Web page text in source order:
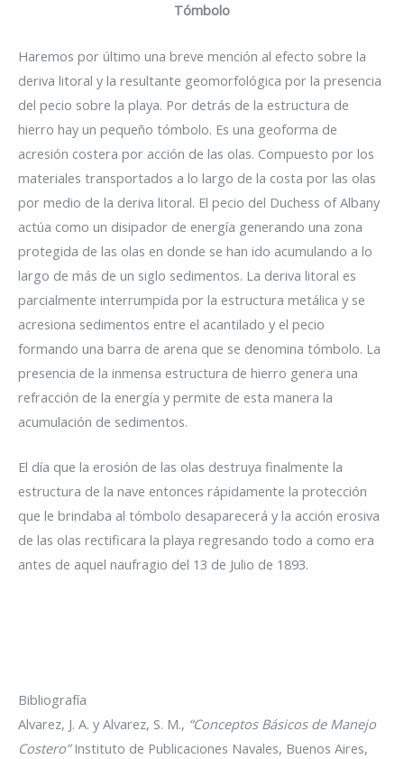
Tómbolo
Haremos por último una breve mención al efecto sobre la
deriva litoral y la resultante geomorfológica por la presencia
del pecio sobre la playa. Por detrás de la estructura de
hierro hay un pequeño tómbolo. Es una geoforma de
acresión costera por acción de las olas. Compuesto por los
materiales transportados a lo largo de la costa por las olas
por medio de la deriva litoral. El pecio del Duchess of Albany
actúa como un disipador de energía generando una zona
protegida de las olas en donde se han ido acumulando a lo
largo de más de un siglo sedimentos. La deriva litoral es
parcialmente interrumpida por la estructura metálica y se
acresiona sedimentos entre el acantilado y el pecio
formando una barra de arena que se denomina tómbolo. La
presencia de la inmensa estructura de hierro genera una
refracción de la energía y permite de esta manera la
acumulación de sedimentos.
El día que la erosión de las olas destruya finalmente la
estructura de la nave entonces rápidamente la protección
que le brindaba al tómbolo desaparecerá y la acción erosiva
de las olas rectificara la playa regresando todo a como era
antes de aquel naufragio del 13 de Julio de 1893.
Bibliografía
Alvarez, J. A. y Alvarez, S. M., “Conceptos Básicos de Manejo
Costero”Instituto de Publicaciones Navales, Buenos Aires,